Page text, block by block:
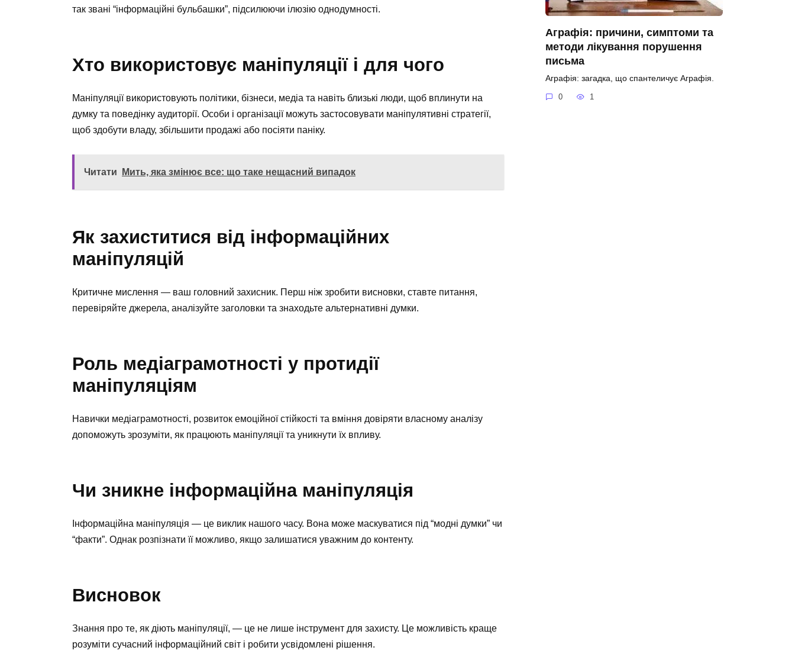
так звані “інформаційні бульбашки”, підсилюючи ілюзію однодумності.
Хто використовує маніпуляції і для чого
Маніпуляції використовують політики, бізнеси, медіа та навіть близькі люди, щоб вплинути на
думку та поведінку аудиторії. Особи і організації можуть застосовувати маніпулятивні стратегії,
щоб здобути владу, збільшити продажі або посіяти паніку.
Читати Мить, яка змінює все: що таке нещасний випадок
Як захиститися від інформаційних
маніпуляцій
Критичне мислення — ваш головний захисник. Перш ніж зробити висновки, ставте питання,
перевіряйте джерела, аналізуйте заголовки та знаходьте альтернативні думки.
Роль медіаграмотності у протидії
маніпуляціям
Навички медіаграмотності, розвиток емоційної стійкості та вміння довіряти власному аналізу
допоможуть зрозуміти, як працюють маніпуляції та уникнути їх впливу.
Чи зникне інформаційна маніпуляція
Інформаційна маніпуляція — це виклик нашого часу. Вона може маскуватися під “модні думки” чи
“факти”. Однак розпізнати її можливо, якщо залишатися уважним до контенту.
Висновок
Знання про те, як діють маніпуляції, — це не лише інструмент для захисту. Це можливість краще
розуміти сучасний інформаційний світ і робити усвідомлені рішення.
Аграфія: причини, симптоми та
методи лікування порушення
письма
Аграфія: загадка, що спантеличує Аграфія.
0 1